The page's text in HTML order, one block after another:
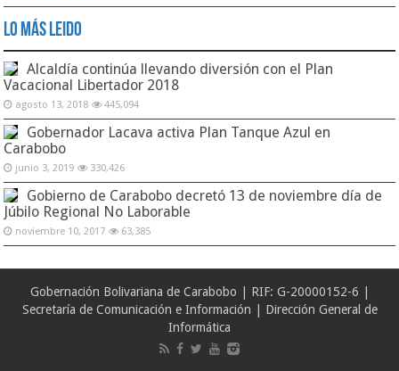
Lo Más Leido
Alcaldía continúa llevando diversión con el Plan
Vacacional Libertador 2018
agosto 13, 2018 445,094
Gobernador Lacava activa Plan Tanque Azul en
Carabobo
junio 3, 2019 330,426
Gobierno de Carabobo decretó 13 de noviembre día de
Júbilo Regional No Laborable
noviembre 10, 2017 63,385
Gobernación Bolivariana de Carabobo | RIF: G-20000152-6 |
Secretaría de Comunicación e Información | Dirección General de
Informática